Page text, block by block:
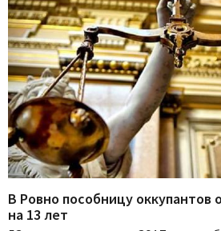
В Ровно пособницу оккупантов
на 13 лет